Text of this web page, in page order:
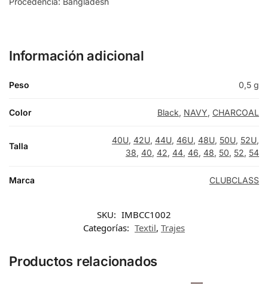
Información adicional
Peso 0,5 g
Color Black, NAVY, CHARCOAL
Talla
40U, 42U, 44U, 46U, 48U, 50U, 52U,
38, 40, 42, 44, 46, 48, 50, 52, 54
Marca CLUBCLASS
SKU: IMBCC1002
Categorías: Textil, Trajes
Productos relacionados